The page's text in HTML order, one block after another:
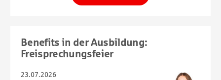
Benefits in der Ausbildung:
Freisprechungsfeier
23.07.2026